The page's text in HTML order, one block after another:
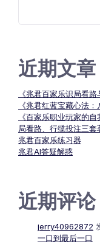
近期文章
《兆君百家乐识局看
《兆君红蓝宝藏心法
《百家乐职业玩家的
局看路、行缆投注三
兆君百家乐练习器
兆君AI答疑解惑
近期评论
jerry40962872
一口到最后一口